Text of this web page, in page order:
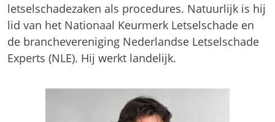
letselschadezaken als procedures. Natuurlijk is hij
lid van het Nationaal Keurmerk Letselschade en
de branchevereniging Nederlandse Letselschade
Experts (NLE). Hij werkt landelijk.